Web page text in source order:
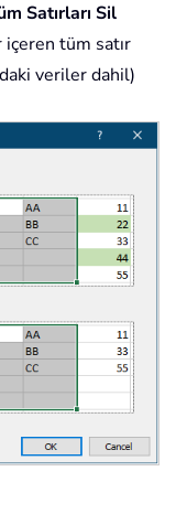
Satırları Sil
tüm satır
veriler dahil)